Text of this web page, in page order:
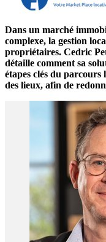
Dans un marché
complexe, la gestion
propriétaires. Cedric
détaille comment sa
étapes clés du
des lieux, afin de